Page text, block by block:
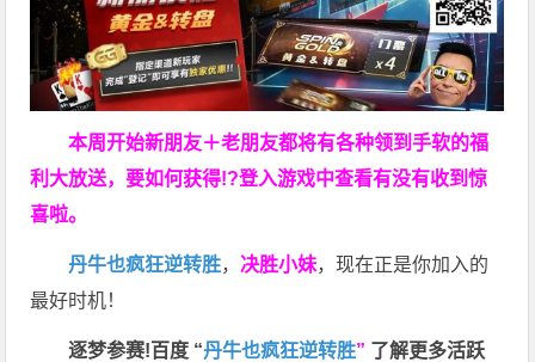
本周开始新朋友＋老朋友都将有各种领到手软的福
利大放送，要如何获得!?登入游戏中查看有没有收到惊
喜啦。
丹牛也疯狂逆转胜， 决胜小妹，现在正是你加入的
最好时机！
逐梦参赛!百度 “丹牛也疯狂逆转胜” 了解更多活跃